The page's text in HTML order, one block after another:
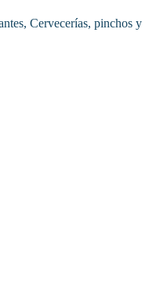
Cervecerías, pinchos y